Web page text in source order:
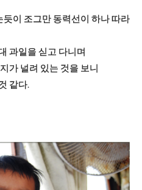
이 조그만 동력선이 하나 따라
과일을 싣고 다니며
가 널려 있는 것을 보니
같다.